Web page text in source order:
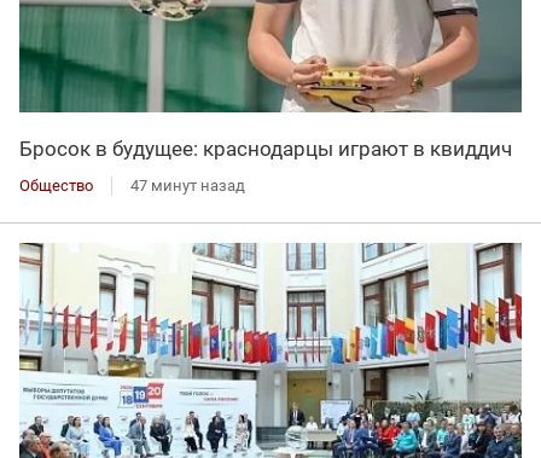
Бросок в будущее: краснодарцы играют в квиддич
Общество 47 минут назад